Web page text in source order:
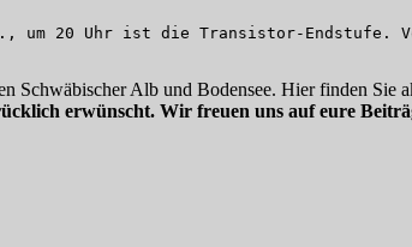
., um 20 Uhr ist die Transistor-Endstufe.
Schwäbischer Alb und Bodensee. Hier finden Sie
erwünscht. Wir freuen uns auf eure